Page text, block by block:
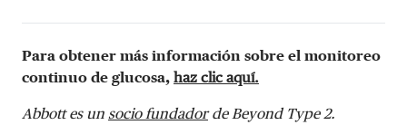
Para obtener más información sobre el monitoreo
continuo de glucosa, haz clic aquí.
Abbott es un socio fundadorde Beyond Type 2.